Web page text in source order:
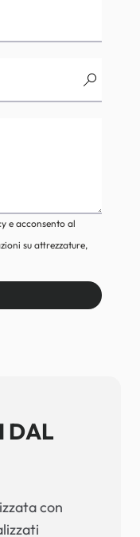
e acconsento al
su attrezzature,
DAL
con